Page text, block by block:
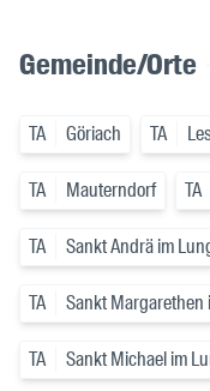
Gemeinde/Orte
TA Göriach TA
TA Mauterndorf TA
TA Sankt Andrä im
TA Sankt Margarethen
TA Sankt Michael im